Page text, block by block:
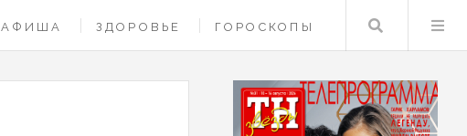
АФИША ЗДОРОВЬЕ ГОРОСКОПЫ Поиск